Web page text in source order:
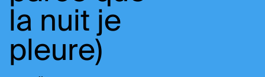
la nuit je
pleure)